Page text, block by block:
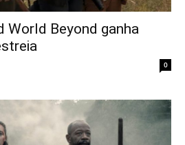
World Beyond ganha
0